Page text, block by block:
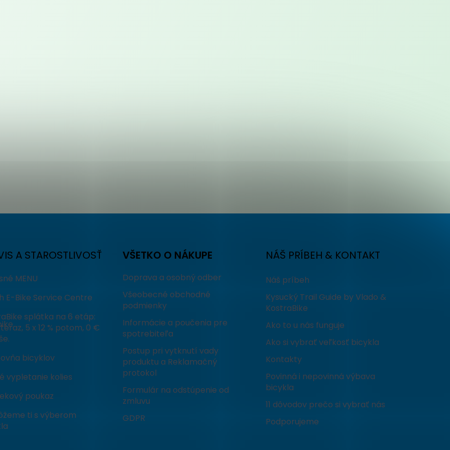
A STAROSTLIVOSŤ
MENU
E-Bike Service Centre
splátka na 6 etáp:
5 x 12 % potom, 0 €
bicyklov
vypletanie kolies
poukaz
ti s výberom
VŠETKO O NÁKUPE
Doprava a osobný odber
Všeobecné obchodné
podmienky
Informácie a poučenia pre
spotrebiteľa
Postup pri vytknutí vady
produktu a Reklamačný
protokol
Formulár na odstúpenie od
zmluvu
GDPR
NÁŠ PRÍBEH & KONTAKT
Náš príbeh
Kysucký Trail Guide by Vlado &
KostraBike
Ako to u nás funguje
Ako si vybrať veľkosť bicykla
Kontakty
Povinná i nepovinná výbava
bicykla
11 dôvodov prečo si vybrať nás
Podporujeme